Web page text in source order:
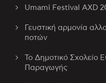
Umami Festival AXD
Γευστική αρμονία
ποτών
Το Δημοτικό Σχολείο
Παραγωγής